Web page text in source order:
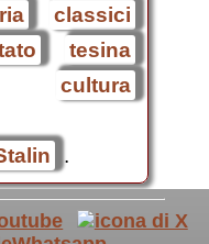
classici
tesina
cultura
.